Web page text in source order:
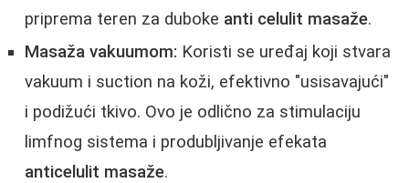
priprema teren za duboke anti celulit masaže.
Masaža vakuumom: Koristi se uređaj koji stvara
vakuum i suction na koži, efektivno "usisavajući"
i podižući tkivo. Ovo je odlično za stimulaciju
limfnog sistema i produbljivanje efekata
anticelulit masaže.